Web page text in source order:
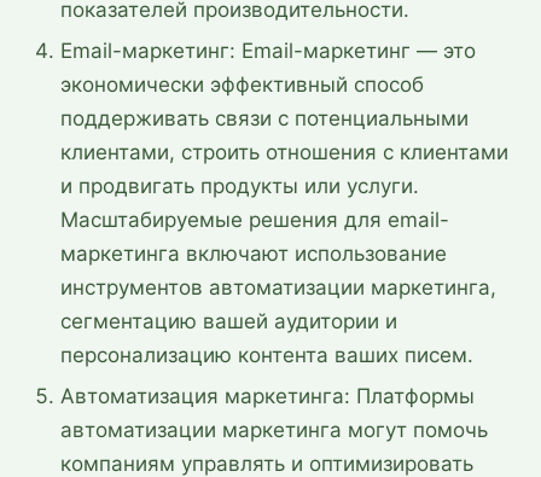
показателей производительности.
Email-маркетинг: Email-маркетинг — это
экономически эффективный способ
поддерживать связи с потенциальными
клиентами, строить отношения с клиентами
и продвигать продукты или услуги.
Масштабируемые решения для email-
маркетинга включают использование
инструментов автоматизации маркетинга,
сегментацию вашей аудитории и
персонализацию контента ваших писем.
Автоматизация маркетинга: Платформы
автоматизации маркетинга могут помочь
компаниям управлять и оптимизировать